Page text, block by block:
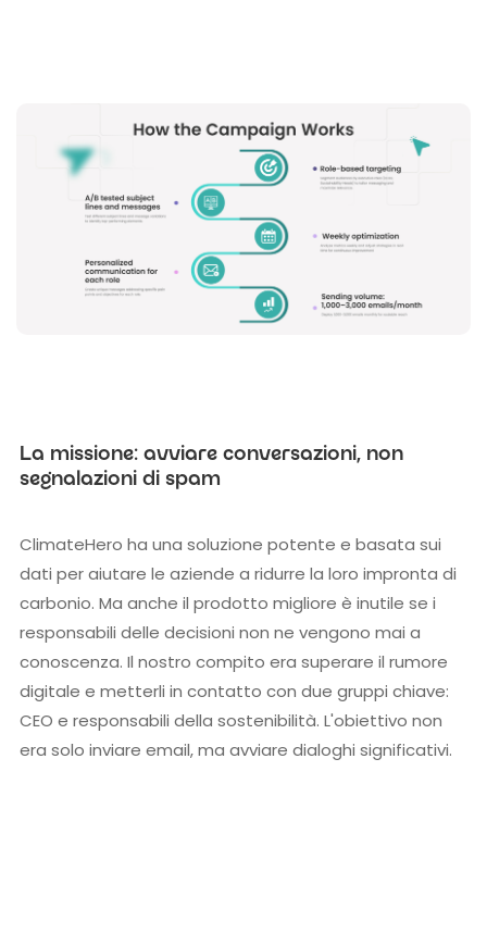
La missione: avviare conversazioni, non
segnalazioni di spam
ClimateHero ha una soluzione potente e basata sui
dati per aiutare le aziende a ridurre la loro impronta di
carbonio. Ma anche il prodotto migliore è inutile se i
responsabili delle decisioni non ne vengono mai a
conoscenza. Il nostro compito era superare il rumore
digitale e metterli in contatto con due gruppi chiave:
CEO e responsabili della sostenibilità. L'obiettivo non
era solo inviare email, ma avviare dialoghi significativi.